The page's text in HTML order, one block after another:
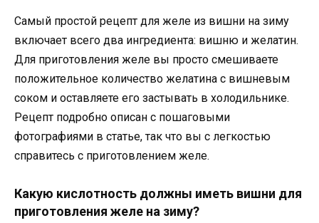
Самый простой рецепт для желе из вишни на зиму
включает всего два ингредиента: вишню и желатин.
Для приготовления желе вы просто смешиваете
положительное количество желатина с вишневым
соком и оставляете его застывать в холодильнике.
Рецепт подробно описан с пошаговыми
фотографиями в статье, так что вы с легкостью
справитесь с приготовлением желе.
Какую кислотность должны иметь вишни для
приготовления желе на зиму?